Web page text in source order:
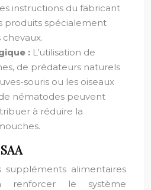
instructions du fabricant
produits spécialement
: L’utilisation de
de prédateurs naturels
souris ou les oiseaux
nématodes peuvent
à réduire la
suppléments alimentaires
renforcer le système